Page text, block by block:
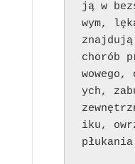
ją w
wym,
chorób
wowego,
ych,
iku,